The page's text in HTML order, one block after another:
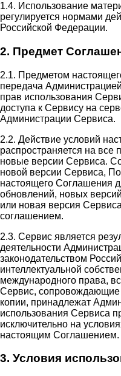
1.4. Использование
регулируется нормами
Российской Федерации.
2. Предмет
2.1. Предметом
передача
прав использования
доступа к Сервису на
Администрации Сервиса.
2.2. Действие условий
распространяется на
новые версии Сервиса.
новой версии Сервиса,
настоящего Соглашения
обновлений, новых
или новая версия
соглашением.
2.3. Сервис является
деятельности
законодательством
интеллектуальной
международного права,
Сервис,
копии, принадлежат
использования Сервиса
исключительно на
настоящим Соглашением.
3. Условия